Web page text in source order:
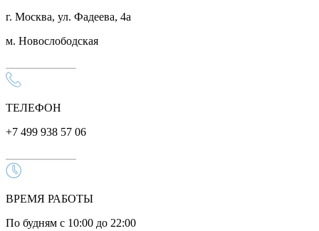
г. Москва, ул. Фадеева, 4а
м. Новослободская
ТЕЛЕФОН
+7 499 938 57 06
ВРЕМЯ РАБОТЫ
По будням с 10:00 до 22:00